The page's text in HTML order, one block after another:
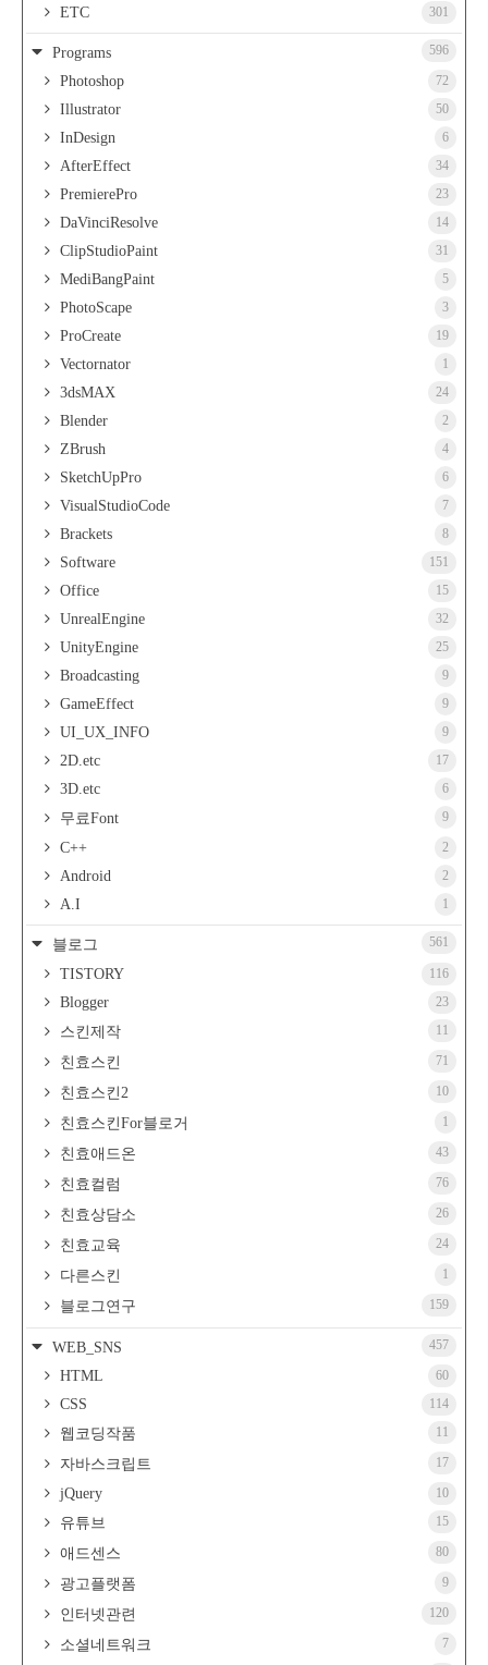
ETC 301
Programs 596
Photoshop 72
Illustrator 50
InDesign 6
AfterEffect 34
PremierePro 23
DaVinciResolve 14
ClipStudioPaint 31
MediBangPaint 5
PhotoScape 3
ProCreate 19
Vectornator 1
3dsMAX 24
Blender 2
ZBrush 4
SketchUpPro 6
VisualStudioCode 7
Brackets 8
Software 151
Office 15
UnrealEngine 32
UnityEngine 25
Broadcasting 9
GameEffect 9
UI_UX_INFO 9
2D.etc 17
3D.etc 6
무료Font 9
C++ 2
Android 2
A.I 1
블로그 561
TISTORY 116
Blogger 23
스킨제작 11
친효스킨 71
친효스킨2 10
친효스킨For블로거 1
친효애드온 43
친효컬럼 76
친효상담소 26
친효교육 24
다른스킨 1
블로그연구 159
WEB_SNS 457
HTML 60
CSS 114
웹코딩작품 11
자바스크립트 17
jQuery 10
유튜브 15
애드센스 80
광고플랫폼 9
인터넷관련 120
소셜네트워크 7